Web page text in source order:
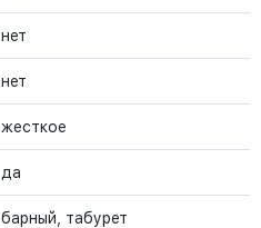
нет
нет
жесткое
да
барный, табурет